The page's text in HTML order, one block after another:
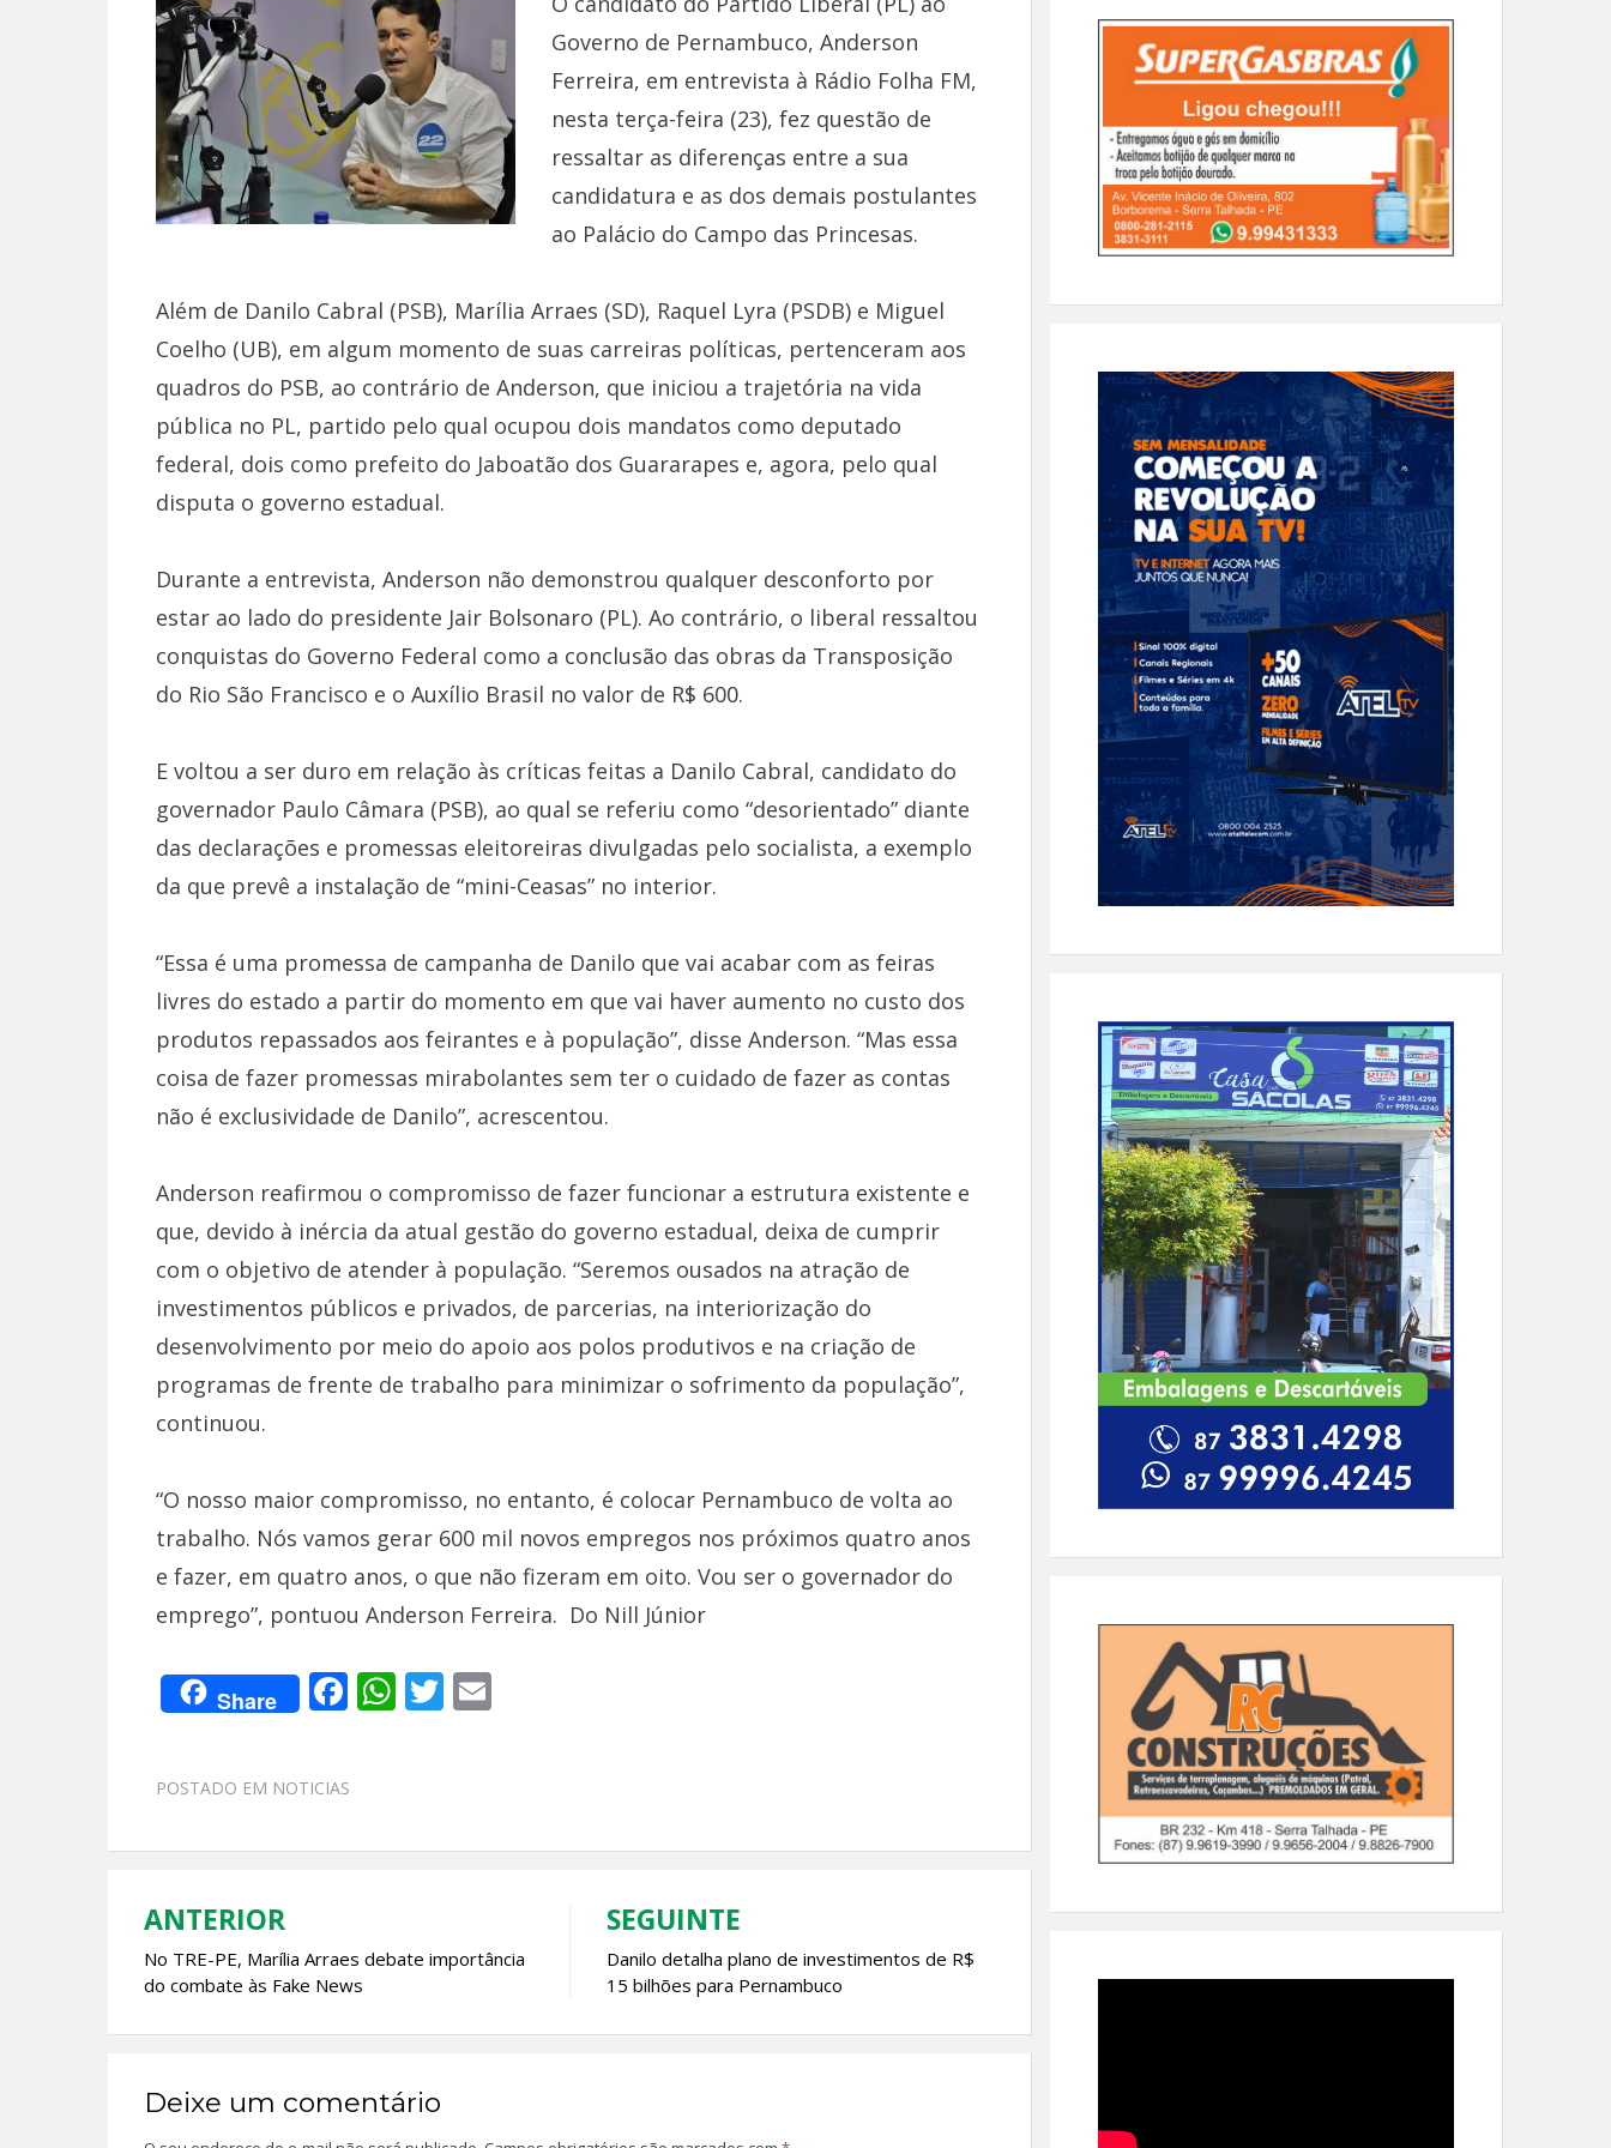
Governo de Pernambuco, Anderson
Ferreira, em entrevista à Rádio Folha FM,
nesta terça-feira (23), fez questão de
ressaltar as diferenças entre a sua
candidatura e as dos demais postulantes
ao Palácio do Campo das Princesas.
Além de Danilo Cabral (PSB), Marília Arraes (SD), Raquel Lyra (PSDB) e Miguel
Coelho (UB), em algum momento de suas carreiras políticas, pertenceram aos
quadros do PSB, ao contrário de Anderson, que iniciou a trajetória na vida
pública no PL, partido pelo qual ocupou dois mandatos como deputado
federal, dois como prefeito do Jaboatão dos Guararapes e, agora, pelo qual
disputa o governo estadual.
Durante a entrevista, Anderson não demonstrou qualquer desconforto por
estar ao lado do presidente Jair Bolsonaro (PL). Ao contrário, o liberal ressaltou
conquistas do Governo Federal como a conclusão das obras da Transposição
do Rio São Francisco e o Auxílio Brasil no valor de R$ 600.
E voltou a ser duro em relação às críticas feitas a Danilo Cabral, candidato do
governador Paulo Câmara (PSB), ao qual se referiu como “desorientado” diante
das declarações e promessas eleitoreiras divulgadas pelo socialista, a exemplo
da que prevê a instalação de “mini-Ceasas” no interior.
“Essa é uma promessa de campanha de Danilo que vai acabar com as feiras
livres do estado a partir do momento em que vai haver aumento no custo dos
produtos repassados aos feirantes e à população”, disse Anderson. “Mas essa
coisa de fazer promessas mirabolantes sem ter o cuidado de fazer as contas
não é exclusividade de Danilo”, acrescentou.
Anderson reafirmou o compromisso de fazer funcionar a estrutura existente e
que, devido à inércia da atual gestão do governo estadual, deixa de cumprir
com o objetivo de atender à população. “Seremos ousados na atração de
investimentos públicos e privados, de parcerias, na interiorização do
desenvolvimento por meio do apoio aos polos produtivos e na criação de
programas de frente de trabalho para minimizar o sofrimento da população”,
continuou.
“O nosso maior compromisso, no entanto, é colocar Pernambuco de volta ao
trabalho. Nós vamos gerar 600 mil novos empregos nos próximos quatro anos
e fazer, em quatro anos, o que não fizeram em oito. Vou ser o governador do
emprego”, pontuou Anderson Ferreira. Do Nill Júnior
Share F
b
o
W
A
T E
POSTADO EM NOTICIAS
Navegação
de
ANTERIOR
No TRE-PE, Marília Arraes debate importância
do combate às Fake News
SEGUINTE
Danilo detalha plano de investimentos de R$
15 bilhões para Pernambuco
Deixe um comentário